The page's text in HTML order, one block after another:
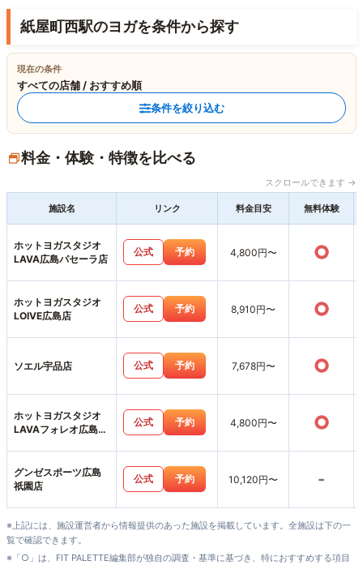
紙屋町西駅のヨガを条件から探す
現在の条件
すべての店舗 / おすすめ順
条件を絞り込む
料金・体験・特徴を比べる
スクロールできます →
施設名 リンク 料金目安 無料体験
ホットヨガスタジオ
LAVA広島パセーラ店
公式 予約 4,800円〜 ○
ホットヨガスタジオ
LOIVE広島店
公式 予約 8,910円〜 ○
ソエル宇品店 公式 予約 7,678円〜 ○
ホットヨガスタジオ
LAVAフォレオ広島東
公式 予約 4,800円〜 ○
グンゼスポーツ広島
祇園店
公式 予約 10,120円〜 -
※上記には、施設運営者から情報提供のあった施設を掲載しています。全施設は下の一
覧で確認できます。
※「○」は、FIT PALETTE編集部が独自の調査・基準に基づき、特におすすめする項目